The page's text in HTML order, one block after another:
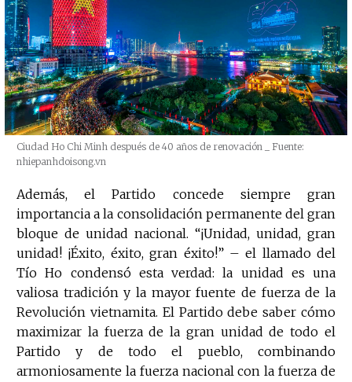
Ciudad Ho Chi Minh después de 40 años de renovación
_ Fuente:
nhiepanhdoisong.vn
Además, el Partido concede siempre gran
importancia a la consolidación permanente del gran
bloque de unidad nacional. “¡Unidad, unidad, gran
unidad! ¡Éxito, éxito, gran éxito!” – el llamado del
Tío Ho condensó esta verdad: la unidad es una
valiosa tradición y la mayor fuente de fuerza de la
Revolución vietnamita. El Partido debe saber cómo
maximizar la fuerza de la gran unidad de todo el
Partido y de todo el pueblo, combinando
armoniosamente la fuerza nacional con la fuerza de